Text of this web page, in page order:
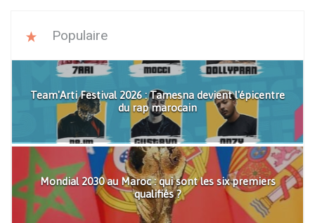
Populaire
Team'Arti Festival 2026 : Tamesna devient l'épicentre
du rap marocain
Mondial 2030 au Maroc : qui sont les six premiers
qualifiés ?